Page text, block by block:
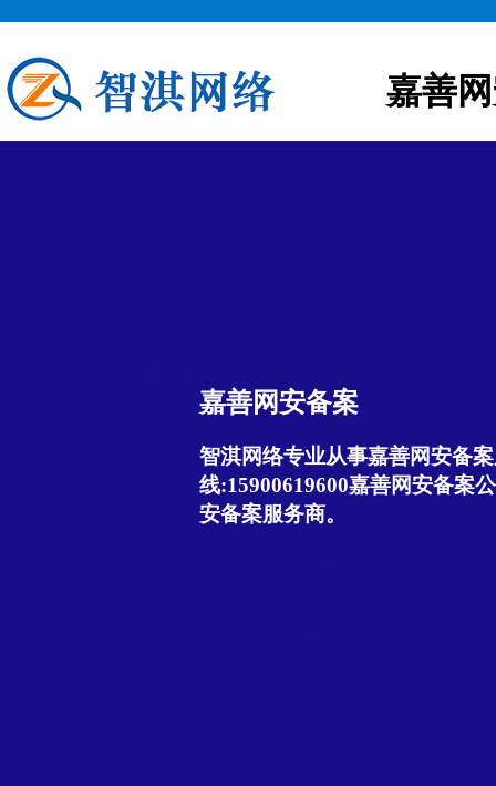
嘉善
嘉善网安备案
智淇网络专业从事嘉善网安备
线:15900619600嘉善网安备案
安备案服务商。